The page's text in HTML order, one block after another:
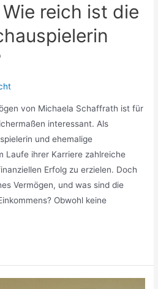
reich ist die
von Michaela Schaffrath ist für
interessant. Als
und ehemalige
Laufe ihrer Karriere zahlreiche
Erfolg zu erzielen. Doch
Vermögen, und was sind die
Obwohl keine